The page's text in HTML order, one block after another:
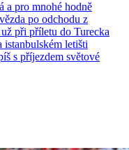
a pro mnohé hodně
po odchodu z
při příletu do Turecka
letišti
s příjezdem světové